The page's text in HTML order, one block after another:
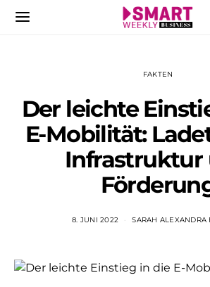
FAKTEN
Der leichte
E-Mobilität:
Infrastruktur
8. JUNI 2022 SARAH ALEXANDRA